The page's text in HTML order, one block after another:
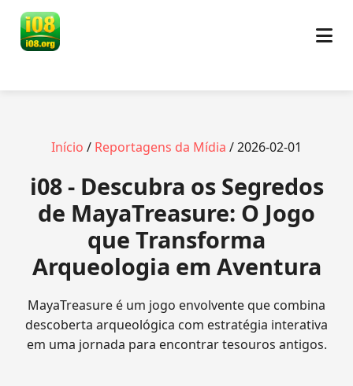
Início / Reportagens da Mídia / 2026-02-01
i08 - Descubra os Segredos
de MayaTreasure: O Jogo
que Transforma
Arqueologia em Aventura
MayaTreasure é um jogo envolvente que combina
descoberta arqueológica com estratégia interativa
em uma jornada para encontrar tesouros antigos.